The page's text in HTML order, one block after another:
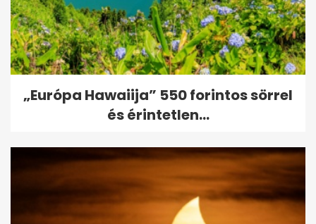
„Európa Hawaiija” 550 forintos sörrel
és érintetlen...